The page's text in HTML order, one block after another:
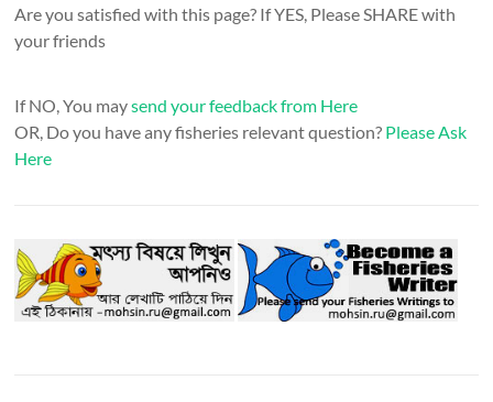
Are you satisfied with this page? If YES, Please SHARE with
your friends
If NO, You maysend your feedback from Here
OR, Do you have any fisheries relevant question? Please Ask
Here